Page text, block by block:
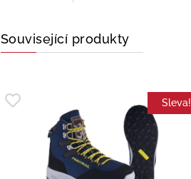
Související produkty
Sleva!